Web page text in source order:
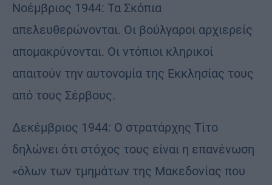
Νοέμβριος 1944: Τα Σκόπια
απελευθερώνονται. Οι βούλγαροι αρχιερείς
απομακρύνονται. Οι ντόπιοι κληρικοί
απαιτούν την αυτονομία της Εκκλησίας τους
από τους Σέρβους.
Δεκέμβριος 1944: Ο στρατάρχης Τίτο
δηλώνει ότι στόχος τους είναι η επανένωση
«όλων των τμημάτων της Μακεδονίας που